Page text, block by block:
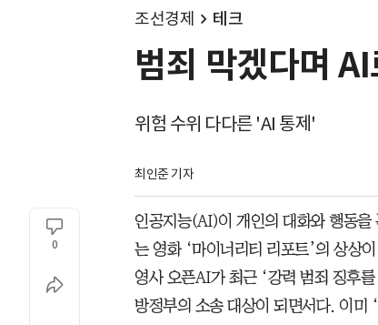
조선경제 테크
범죄 막겠다며
위험 수위 다다른 'AI 통제'
최인준 기자
0
인공지능(AI)이 개인의 대화와 행동을
는 영화 ‘마이너리티 리포트’의 상상
영사 오픈AI가 최근 ‘강력 범죄 징후
방정부의 소송 대상이 되면서다. 이미